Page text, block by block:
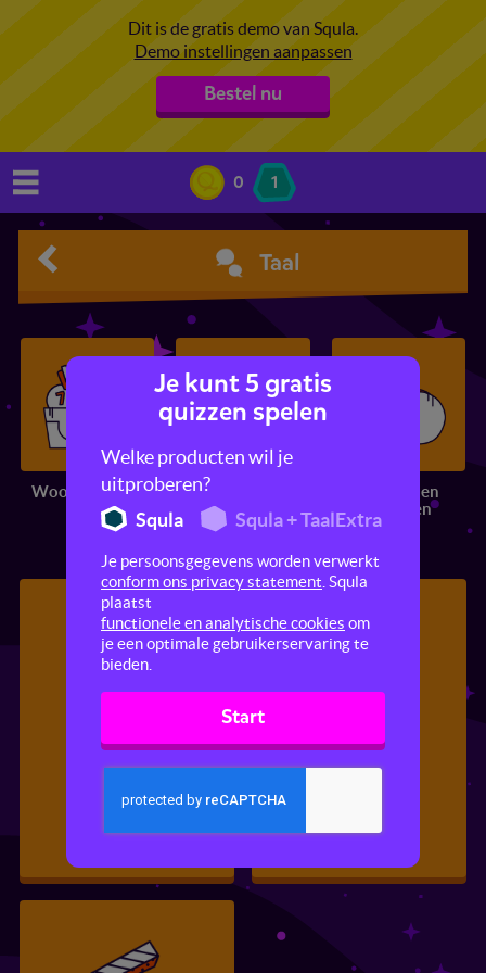
Dit is de gratis demo van Squla.
Demo instellingen aanpassen
Bestel nu
0 1
Taal
Woordenschat Taal ontdekken
Spreken en
luisteren
Discussiëren Pictogrammen
Je kunt 5 gratis
quizzen spelen
Welke producten wil je
uitproberen?
Squla
Squla + TaalExtra
Je persoonsgegevens worden verwerkt
conform ons privacy statement . Squla
plaatst
functionele en analytische cookies om
je een optimale gebruikerservaring te
bieden.
Start